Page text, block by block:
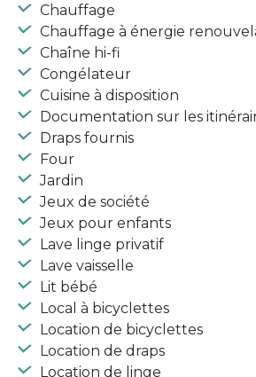
Chauffage
Chauffage à énergie
Chaîne hi-fi
Congélateur
Cuisine à disposition
Documentation sur les
Draps fournis
Four
Jardin
Jeux de société
Jeux pour enfants
Lave linge privatif
Lave vaisselle
Lit bébé
Local à bicyclettes
Location de bicyclettes
Location de draps
Location de linge